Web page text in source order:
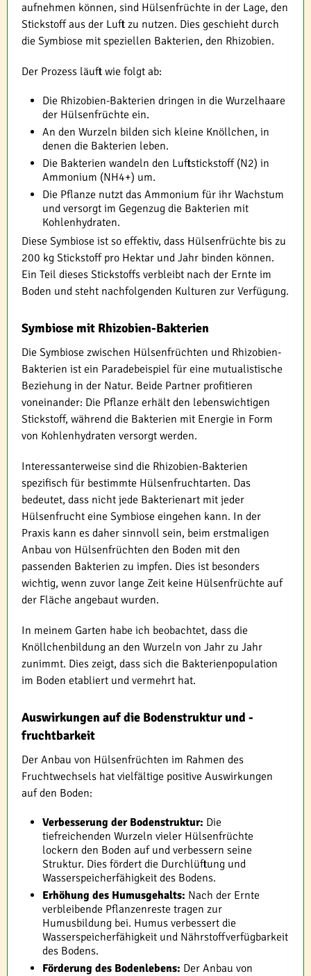
aufnehmen können, sind Hülsenfrüchte in der Lage, den
Stickstoff aus der Luft zu nutzen. Dies geschieht durch
die Symbiose mit speziellen Bakterien, den Rhizobien.
Der Prozess läuft wie folgt ab:
Die Rhizobien-Bakterien dringen in die Wurzelhaare
der Hülsenfrüchte ein.
An den Wurzeln bilden sich kleine Knöllchen, in
denen die Bakterien leben.
Die Bakterien wandeln den Luftstickstoff (N2) in
Ammonium (NH4+) um.
Die Pflanze nutzt das Ammonium für ihr Wachstum
und versorgt im Gegenzug die Bakterien mit
Kohlenhydraten.
Diese Symbiose ist so effektiv, dass Hülsenfrüchte bis zu
200 kg Stickstoff pro Hektar und Jahr binden können.
Ein Teil dieses Stickstoffs verbleibt nach der Ernte im
Boden und steht nachfolgenden Kulturen zur Verfügung.
Symbiose mit Rhizobien-Bakterien
Die Symbiose zwischen Hülsenfrüchten und Rhizobien-
Bakterien ist ein Paradebeispiel für eine mutualistische
Beziehung in der Natur. Beide Partner profitieren
voneinander: Die Pflanze erhält den lebenswichtigen
Stickstoff, während die Bakterien mit Energie in Form
von Kohlenhydraten versorgt werden.
Interessanterweise sind die Rhizobien-Bakterien
spezifisch für bestimmte Hülsenfruchtarten. Das
bedeutet, dass nicht jede Bakterienart mit jeder
Hülsenfrucht eine Symbiose eingehen kann. In der
Praxis kann es daher sinnvoll sein, beim erstmaligen
Anbau von Hülsenfrüchten den Boden mit den
passenden Bakterien zu impfen. Dies ist besonders
wichtig, wenn zuvor lange Zeit keine Hülsenfrüchte auf
der Fläche angebaut wurden.
In meinem Garten habe ich beobachtet, dass die
Knöllchenbildung an den Wurzeln von Jahr zu Jahr
zunimmt. Dies zeigt, dass sich die Bakterienpopulation
im Boden etabliert und vermehrt hat.
Auswirkungen auf die Bodenstruktur und -
fruchtbarkeit
Der Anbau von Hülsenfrüchten im Rahmen des
Fruchtwechsels hat vielfältige positive Auswirkungen
auf den Boden:
Verbesserung der Bodenstruktur: Die
tiefreichenden Wurzeln vieler Hülsenfrüchte
lockern den Boden auf und verbessern seine
Struktur. Dies fördert die Durchlüftung und
Wasserspeicherfähigkeit des Bodens.
Erhöhung des Humusgehalts: Nach der Ernte
verbleibende Pflanzenreste tragen zur
Humusbildung bei. Humus verbessert die
Wasserspeicherfähigkeit und Nährstoffverfügbarkeit
des Bodens.
Förderung des Bodenlebens: Der Anbau von